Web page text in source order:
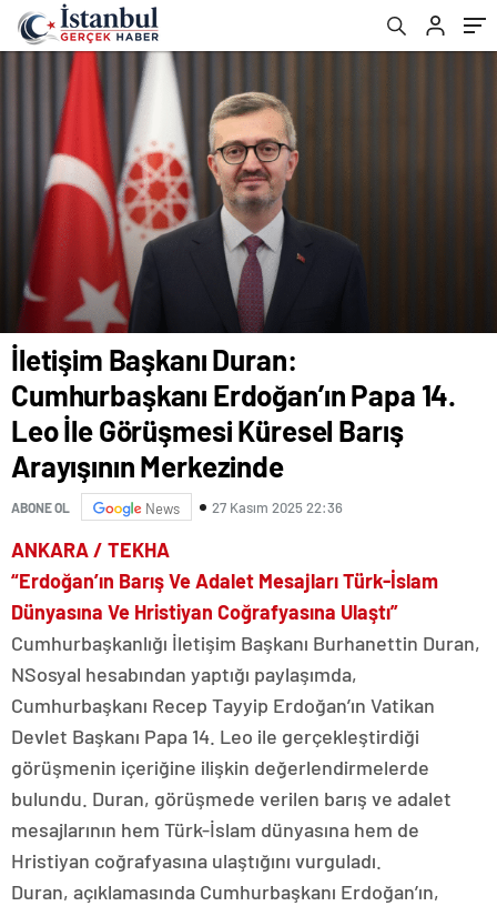
Küresel Barış Arayışının Merkezinde
İletişim Başkanı Duran:
Cumhurbaşkanı Erdoğan’ın Papa 14.
Leo İle Görüşmesi Küresel Barış
Arayışının Merkezinde
ABONE OL News 27 Kasım 2025 22:36
ANKARA / TEKHA
“Erdoğan’ın Barış Ve Adalet Mesajları Türk-İslam
Dünyasına Ve Hristiyan Coğrafyasına Ulaştı”
Cumhurbaşkanlığı İletişim Başkanı Burhanettin Duran,
NSosyal hesabından yaptığı paylaşımda,
Cumhurbaşkanı Recep Tayyip Erdoğan’ın Vatikan
Devlet Başkanı Papa 14. Leo ile gerçekleştirdiği
görüşmenin içeriğine ilişkin değerlendirmelerde
bulundu. Duran, görüşmede verilen barış ve adalet
mesajlarının hem Türk-İslam dünyasına hem de
Hristiyan coğrafyasına ulaştığını vurguladı.
Duran, açıklamasında Cumhurbaşkanı Erdoğan’ın,